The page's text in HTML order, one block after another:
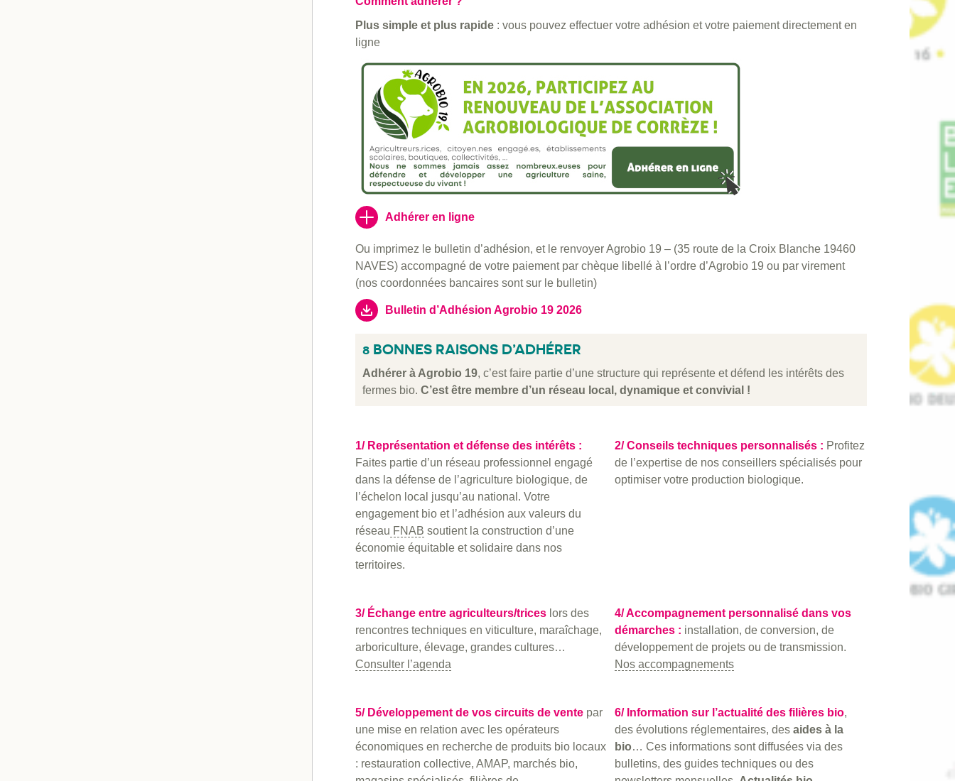
Plus simple et plus rapide : vous pouvez effectuer votre adhésion et votre paiement directement en
ligne
Adhérer en ligne
Ou imprimez le bulletin d’adhésion, et le renvoyer Agrobio 19 – (35 route de la Croix Blanche 19460
NAVES) accompagné de votre paiement par chèque libellé à l’ordre d’Agrobio 19 ou par virement
(nos coordonnées bancaires sont sur le bulletin)
Bulletin d’Adhésion Agrobio 19 2026
8 BONNES RAISONS D’ADHÉRER
Adhérer à Agrobio 19, c’est faire partie d’une structure qui représente et défend les intérêts des
fermes bio. C’est être membre d’un réseau local, dynamique et convivial !
1/ Représentation et défense des intérêts :
Faites partie d’un réseau professionnel engagé
dans la défense de l’agriculture biologique, de
l’échelon local jusqu’au national. Votre
engagement bio et l’adhésion aux valeurs du
réseau FNAB soutient la construction d’une
économie équitable et solidaire dans nos
territoires.
2/ Conseils techniques personnalisés : Profitez
de l’expertise de nos conseillers spécialisés pour
optimiser votre production biologique.
3/ Échange entre agriculteurs/trices lors des
rencontres techniques en viticulture, maraîchage,
arboriculture, élevage, grandes cultures…
Consulter l’agenda
4/ Accompagnement personnalisé dans vos
démarches : installation, de conversion, de
développement de projets ou de transmission.
Nos accompagnements
5/ Développement de vos circuits de vente par
une mise en relation avec les opérateurs
économiques en recherche de produits bio locaux
: restauration collective, AMAP, marchés bio,
6/ Information sur l’actualité des filières bio,
des évolutions réglementaires, des aides à la
bio… Ces informations sont diffusées via des
bulletins, des guides techniques ou des